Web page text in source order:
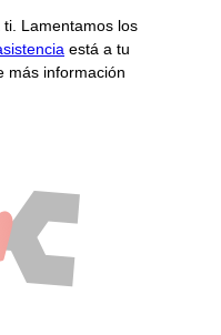
Lamentamos los
está a tu
más información